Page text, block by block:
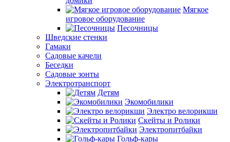
Мягкое
игровое оборудование
Песочницы
Шведские стенки
Гамаки
Садовые качели
Беседки
Садовые зонты
Электротранспорт
Детям
Экомобилики
Электро велорикши
Скейты и Ролики
Электропитбайки
Гольф-кары